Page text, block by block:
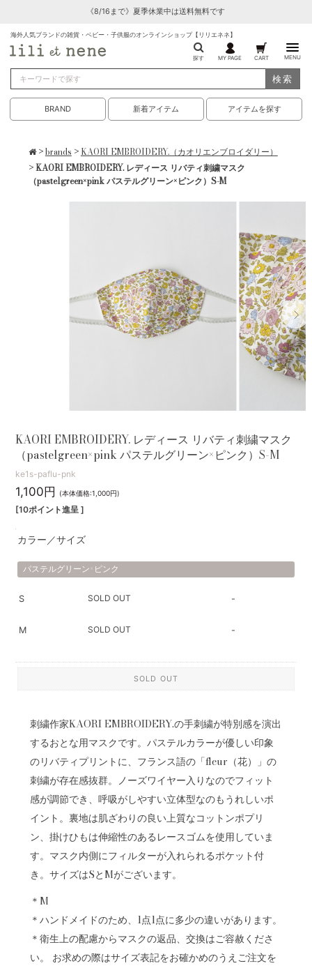
《8/16まで》夏季休業中は送料無料です
海外人気ブランドの雑貨・ベビー・子供服のオンラインショップ【リリエネネ】
探す MY PAGE CART MENU
検索
BRAND 新着アイテム アイテムを探す
>brands > KAORI EMBROIDERY.（カオリエンブロイダリー）
> KAORI EMBROIDERY. レディース リバティ刺繍マスク
（pastelgreen×pink パステルグリーン×ピンク）S-M
KAORI EMBROIDERY. レディース リバティ刺繍マスク
（pastelgreen×pink パステルグリーン×ピンク）S-M
ke1s-paflu-pnk
1,100円 (本体価格:1,000円)
[10ポイント進呈 ]
カラー／サイズ
パステルグリーン×ピンク
S SOLD OUT -
M SOLD OUT -
SOLD OUT
刺繍作家KAORI EMBROIDERY.の手刺繍が特別感を演出
するおとな用マスクです。パステルカラーが優しい印象
のリバティプリントに、フランス語の「fleur（花）」の
刺繍が存在感抜群。ノーズワイヤー入りなのでフィット
感が調節でき、呼吸がしやすい立体型なのもうれしいポ
イント。裏地は肌ざわりの良い上質なコットンポプリ
ン、掛けひもは伸縮性のあるレースゴムを使用していま
す。マスク内側にフィルターが入れられるポケット付
き。サイズはSとMがございます。
＊M
＊ハンドメイドのため、1点1点に多少の違いがあります。
＊衛生上の配慮からマスクの返品、交換はご容赦くださ
い。 お求めの際はサイズ表記をお確かめのうえご注文を